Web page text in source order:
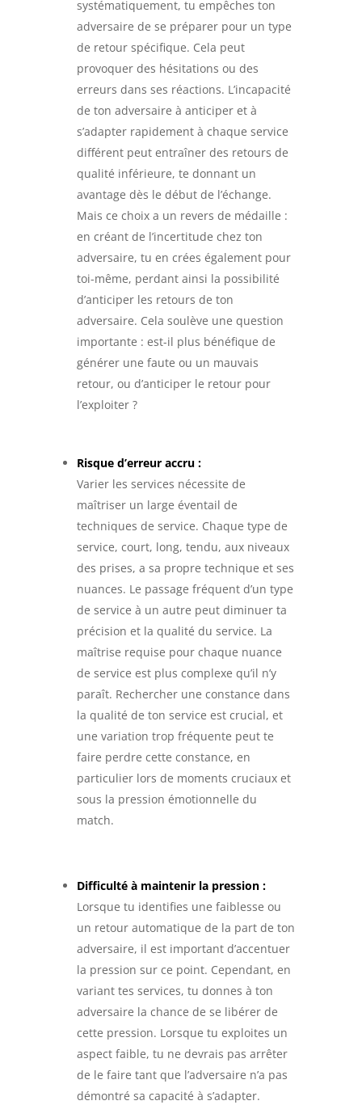
systématiquement, tu empêches ton
adversaire de se préparer pour un type
de retour spécifique. Cela peut
provoquer des hésitations ou des
erreurs dans ses réactions. L’incapacité
de ton adversaire à anticiper et à
s’adapter rapidement à chaque service
différent peut entraîner des retours de
qualité inférieure, te donnant un
avantage dès le début de l’échange.
Mais ce choix a un revers de médaille :
en créant de l’incertitude chez ton
adversaire, tu en crées également pour
toi-même, perdant ainsi la possibilité
d’anticiper les retours de ton
adversaire. Cela soulève une question
importante : est-il plus bénéfique de
générer une faute ou un mauvais
retour, ou d’anticiper le retour pour
l’exploiter ?
Risque d’erreur accru :
Varier les services nécessite de
maîtriser un large éventail de
techniques de service. Chaque type de
service, court, long, tendu, aux niveaux
des prises, a sa propre technique et ses
nuances. Le passage fréquent d’un type
de service à un autre peut diminuer ta
précision et la qualité du service. La
maîtrise requise pour chaque nuance
de service est plus complexe qu’il n’y
paraît. Rechercher une constance dans
la qualité de ton service est crucial, et
une variation trop fréquente peut te
faire perdre cette constance, en
particulier lors de moments cruciaux et
sous la pression émotionnelle du
match.
Difficulté à maintenir la pression :
Lorsque tu identifies une faiblesse ou
un retour automatique de la part de ton
adversaire, il est important d’accentuer
la pression sur ce point. Cependant, en
variant tes services, tu donnes à ton
adversaire la chance de se libérer de
cette pression. Lorsque tu exploites un
aspect faible, tu ne devrais pas arrêter
de le faire tant que l’adversaire n’a pas
démontré sa capacité à s’adapter.